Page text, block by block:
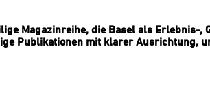
Magazinreihe, die Basel als
Publikationen mit klarer Ausrichtung,